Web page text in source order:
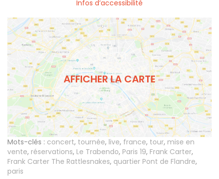
Infos d’accessibilité
AFFICHER LA CARTE
Mots-clés : concert, tournée, live, france, tour, mise en
vente, réservations, Le Trabendo, Paris 19, Frank Carter,
Frank Carter The Rattlesnakes, quartier Pont de Flandre,
paris